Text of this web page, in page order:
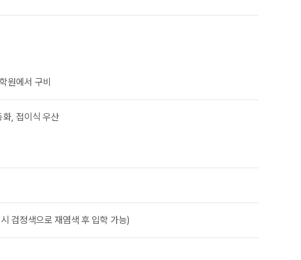
원에서 구비
, 접이식 우산
검정색으로 재염색 후 입학 가능)